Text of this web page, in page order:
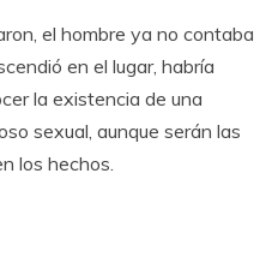
el hombre ya no contaba
en el lugar, habría
la existencia de una
sexual, aunque serán las
los hechos.